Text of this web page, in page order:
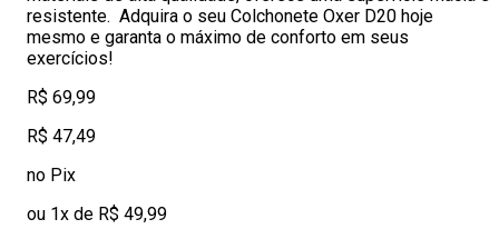
resistente. Adquira o seu Colchonete Oxer D20 hoje
mesmo e garanta o máximo de conforto em seus
exercícios!
R$ 69,99
R$ 47,49
no Pix
ou 1x de R$ 49,99